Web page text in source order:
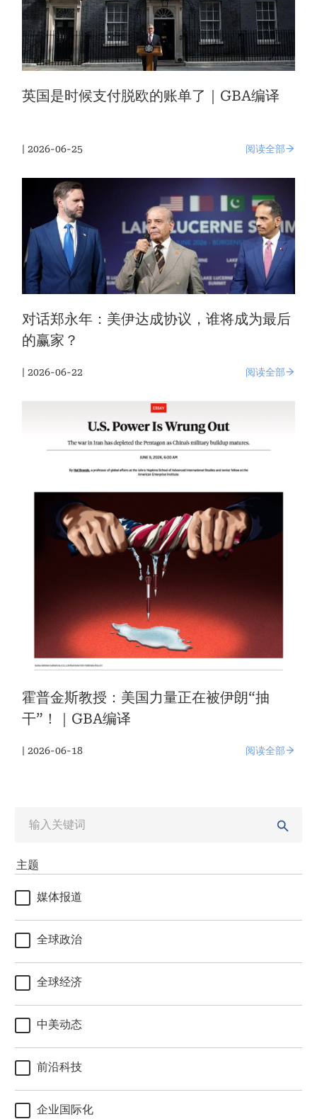
英国是时候支付脱欧的账单了｜GBA编译
| 2026-06-25 阅读全部
对话郑永年：美伊达成协议，谁将成为最后
的赢家？
| 2026-06-22 阅读全部
霍普金斯教授：美国力量正在被伊朗“抽
干”！｜GBA编译
| 2026-06-18 阅读全部
主题
媒体报道
全球政治
全球经济
中美动态
前沿科技
企业国际化